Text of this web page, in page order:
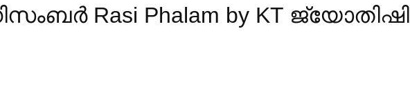
Rasi Phalam by KT ജ്യോതിഷി